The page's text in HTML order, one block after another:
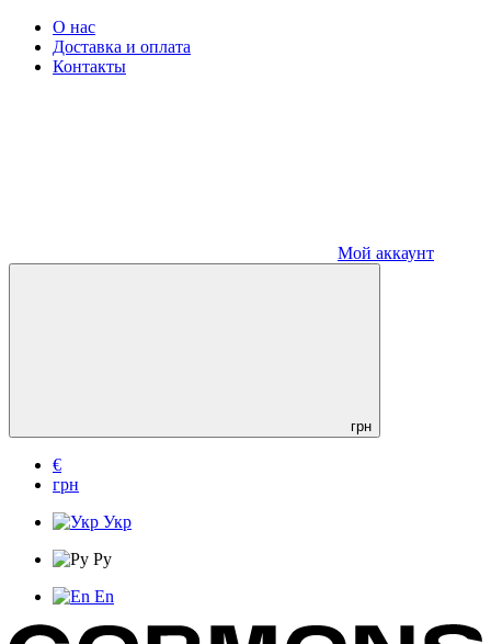
О нас
Доставка и оплата
Контакты
Мой аккаунт
грн
€
грн
Укр
Ру
En